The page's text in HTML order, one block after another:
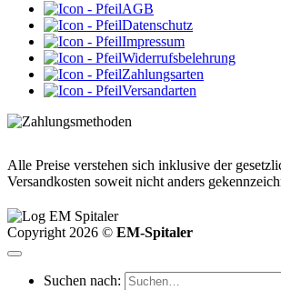
AGB
Datenschutz
Impressum
Widerrufsbelehrung
Zahlungsarten
Versandarten
Alle Preise verstehen sich inklusive der
Versandkosten soweit nicht anders
Copyright 2026 © EM-Spitaler
Suchen nach: